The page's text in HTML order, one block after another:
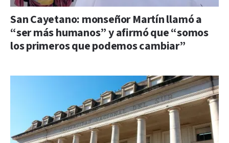
San Cayetano: monseñor Martín llamó a
“ser más humanos” y afirmó que “somos
los primeros que podemos cambiar”